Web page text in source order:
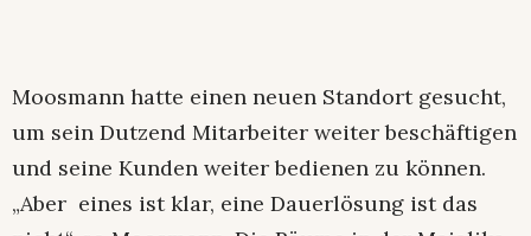
Moosmann hatte einen neuen Standort gesucht,
um sein Dutzend Mitarbeiter weiter beschäftigen
und seine Kunden weiter bedienen zu können.
„Aber eines ist klar, eine Dauerlösung ist das